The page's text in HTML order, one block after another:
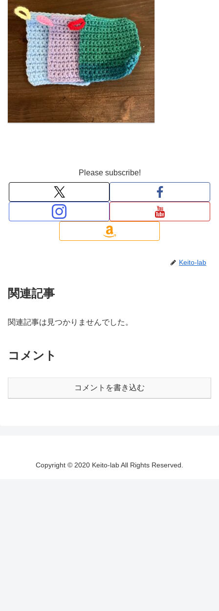
Please subscribe!
Keito-lab
関連記事
関連記事は見つかりませんでした。
コメント
コメントを書き込む
Copyright © 2020 Keito-lab All Rights Reserved.